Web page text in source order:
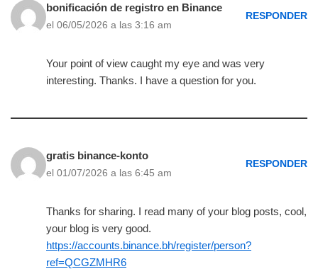
bonificación de registro en Binance
el 06/05/2026 a las 3:16 am
RESPONDER
Your point of view caught my eye and was very
interesting. Thanks. I have a question for you.
gratis binance-konto
el 01/07/2026 a las 6:45 am
RESPONDER
Thanks for sharing. I read many of your blog posts, cool,
your blog is very good.
https://accounts.binance.bh/register/person?
ref=QCGZMHR6